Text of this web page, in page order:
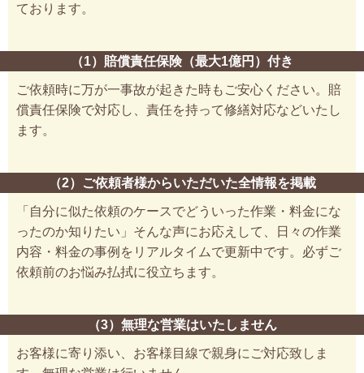
ております。
（1）賠償責任保険（最大1億円）付き
ご依頼時に万が一事故が起きた時もご安心ください。賠
償責任保険で対応し、責任を持って修繕対応などいたし
ます。
（2）ご依頼者様からいただいた全情報を掲載
「自分に似た依頼のケースでどういった作業・料金にな
ったのか知りたい」そんな声にお応えして、日々の作業
内容・料金の事例をリアルタイムで更新中です。必ずご
依頼前のお悩み払拭に役立ちます。
（3）無理な営業はいたしません
お客様に寄り添い、お客様目線で親身にご対応致しま